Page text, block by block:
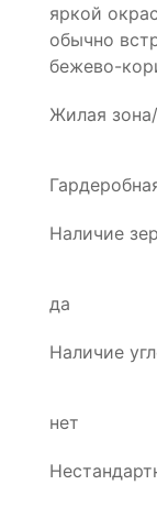
яркой
обычно
бежево-
Жилая
Наличие
да
Наличие
нет